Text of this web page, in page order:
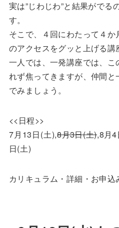
実は”じわじわ”と結果がでる
す。
そこで、４回にわたって４
のアクセスをグッと上げる講
一人では、一発講座では、こ
れず焦ってきますが、仲間
でみましょう。
<<日程>>
7月13日(土),8月3日(土),8月4
日(土)
カリキュラム・詳細・お申込